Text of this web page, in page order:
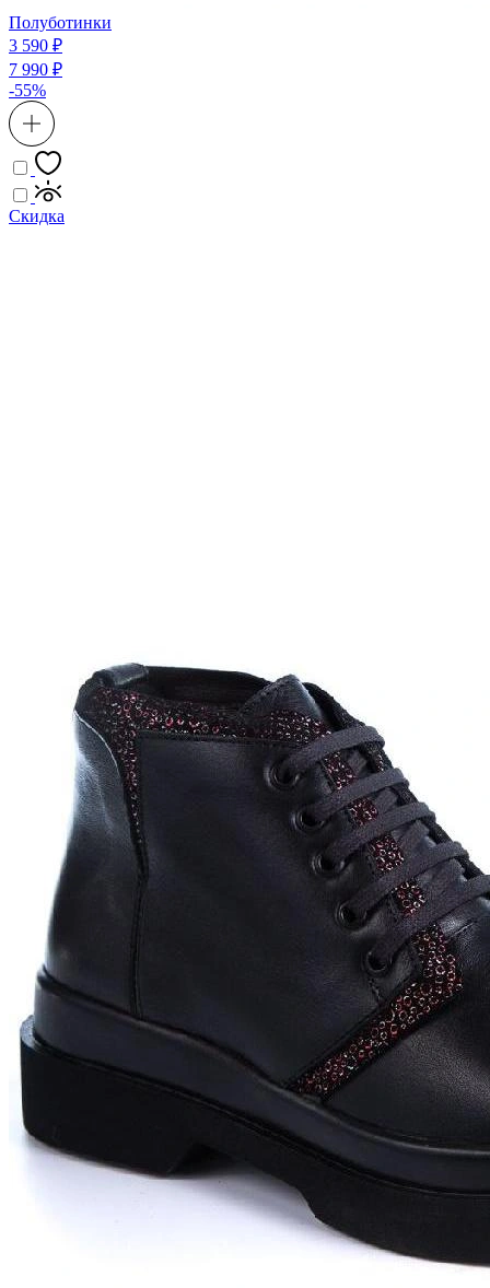
Полуботинки
3 590 ₽
7 990 ₽
-55%
Скидка